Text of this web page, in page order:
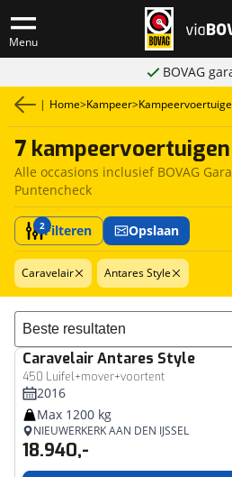
Menu
BOVAG
| Home>Kampeer>
7
Alle occasions inclusief BOVAG
Puntencheck
2Filteren Opslaan
Caravelair Antares Style
Sorteer resultaten
CaravelairAntares Style
450 Luifel+mover+voortent
2016
Max 1200 kg
NIEUWERKERK AAN DEN IJSSEL
18.940,-